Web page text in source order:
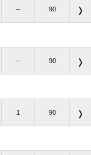
– 90
– 90
1 90